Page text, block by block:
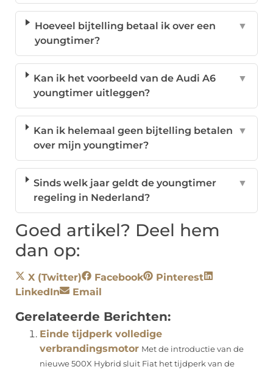
Hoeveel bijtelling betaal ik over een
youngtimer?
▼
Kan ik het voorbeeld van de Audi A6
youngtimer uitleggen?
▼
Kan ik helemaal geen bijtelling betalen
over mijn youngtimer?
▼
Sinds welk jaar geldt de youngtimer
regeling in Nederland?
▼
Goed artikel? Deel hem
dan op:
X (Twitter) Facebook
Pinterest
LinkedIn
Email
Gerelateerde Berichten:
Einde tijdperk volledige
verbrandingsmotor Met de introductie van de
nieuwe 500X Hybrid sluit Fiat het tijdperk van de